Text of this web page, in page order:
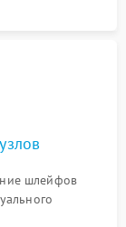
шлейфов